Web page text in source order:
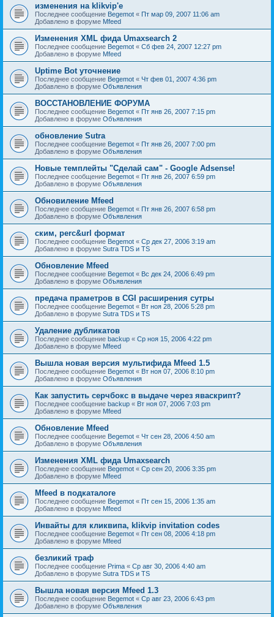
изменения на klikvip'е
Последнее сообщение Begemot « Пт мар 09, 2007 11:06 am
Добавлено в форуме Mfeed
Изменения XML фида Umaxsearch 2
Последнее сообщение Begemot « Сб фев 24, 2007 12:27 pm
Добавлено в форуме Mfeed
Uptime Bot уточнение
Последнее сообщение Begemot « Чт фев 01, 2007 4:36 pm
Добавлено в форуме Объявления
ВОССТАНОВЛЕНИЕ ФОРУМА
Последнее сообщение Begemot « Пт янв 26, 2007 7:15 pm
Добавлено в форуме Объявления
обновление Sutra
Последнее сообщение Begemot « Пт янв 26, 2007 7:00 pm
Добавлено в форуме Объявления
Новые темплейты "Cделай сам" - Google Adsense!
Последнее сообщение Begemot « Пт янв 26, 2007 6:59 pm
Добавлено в форуме Объявления
Обновиление Mfeed
Последнее сообщение Begemot « Пт янв 26, 2007 6:58 pm
Добавлено в форуме Объявления
ским, perc&url формат
Последнее сообщение Begemot « Ср дек 27, 2006 3:19 am
Добавлено в форуме Sutra TDS и TS
Обновление Mfeed
Последнее сообщение Begemot « Вс дек 24, 2006 6:49 pm
Добавлено в форуме Объявления
предача праметров в CGI расширения сутры
Последнее сообщение Begemot « Вт ноя 28, 2006 5:28 pm
Добавлено в форуме Sutra TDS и TS
Удаление дубликатов
Последнее сообщение backup « Ср ноя 15, 2006 4:22 pm
Добавлено в форуме Mfeed
Вышла новая версия мультифида Mfeed 1.5
Последнее сообщение Begemot « Вт ноя 07, 2006 8:10 pm
Добавлено в форуме Объявления
Как запустить серчбокс в выдаче через яваскрипт?
Последнее сообщение backup « Вт ноя 07, 2006 7:03 pm
Добавлено в форуме Mfeed
Обновление Mfeed
Последнее сообщение Begemot « Чт сен 28, 2006 4:50 am
Добавлено в форуме Объявления
Изменения XML фида Umaxsearch
Последнее сообщение Begemot « Ср сен 20, 2006 3:35 pm
Добавлено в форуме Mfeed
Mfeed в подкаталоге
Последнее сообщение Begemot « Пт сен 15, 2006 1:35 am
Добавлено в форуме Mfeed
Инвайты для кликвипа, klikvip invitation codes
Последнее сообщение Begemot « Пт сен 08, 2006 4:18 pm
Добавлено в форуме Mfeed
безликий траф
Последнее сообщение Prima « Ср авг 30, 2006 4:40 am
Добавлено в форуме Sutra TDS и TS
Вышла новая версия Mfeed 1.3
Последнее сообщение Begemot « Ср авг 23, 2006 6:43 pm
Добавлено в форуме Объявления